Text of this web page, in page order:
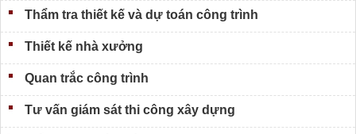
Thẩm tra thiết kế và dự toán công trình
Thiết kế nhà xưởng
Quan trắc công trình
Tư vấn giám sát thi công xây dựng